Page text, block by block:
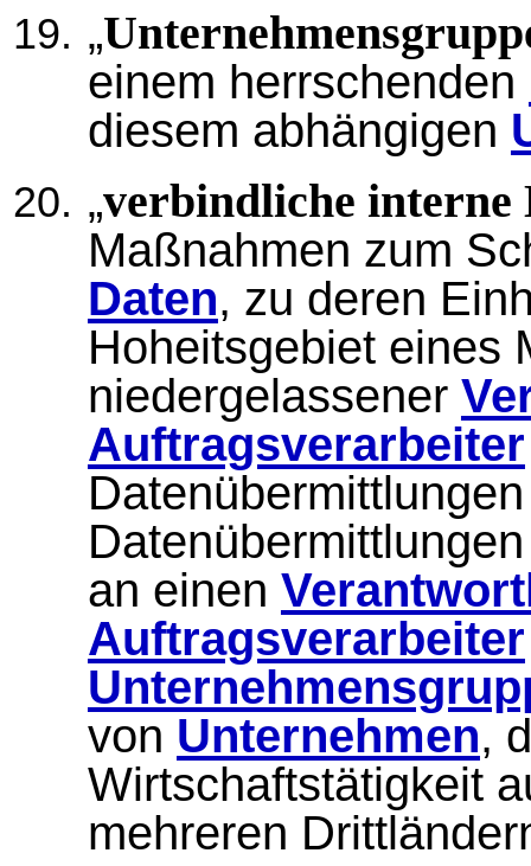
„
einem herrschenden
diesem abhängigen
„verbindliche interne
Maßnahmen zum
Daten, zu deren
Hoheitsgebiet eines
niedergelassener
Auftragsverarbeiter
an einen
Auftragsverarbeiter
von Unternehmen,
Wirtschaftstätigkeit
mehreren